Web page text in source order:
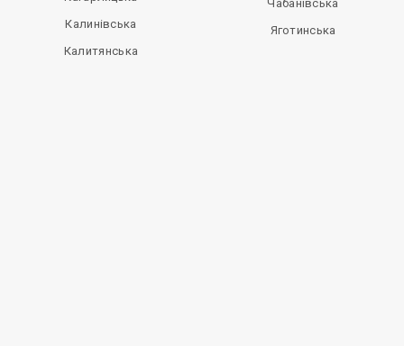
Калинівська
Калитянська
Чабанівська
Яготинська